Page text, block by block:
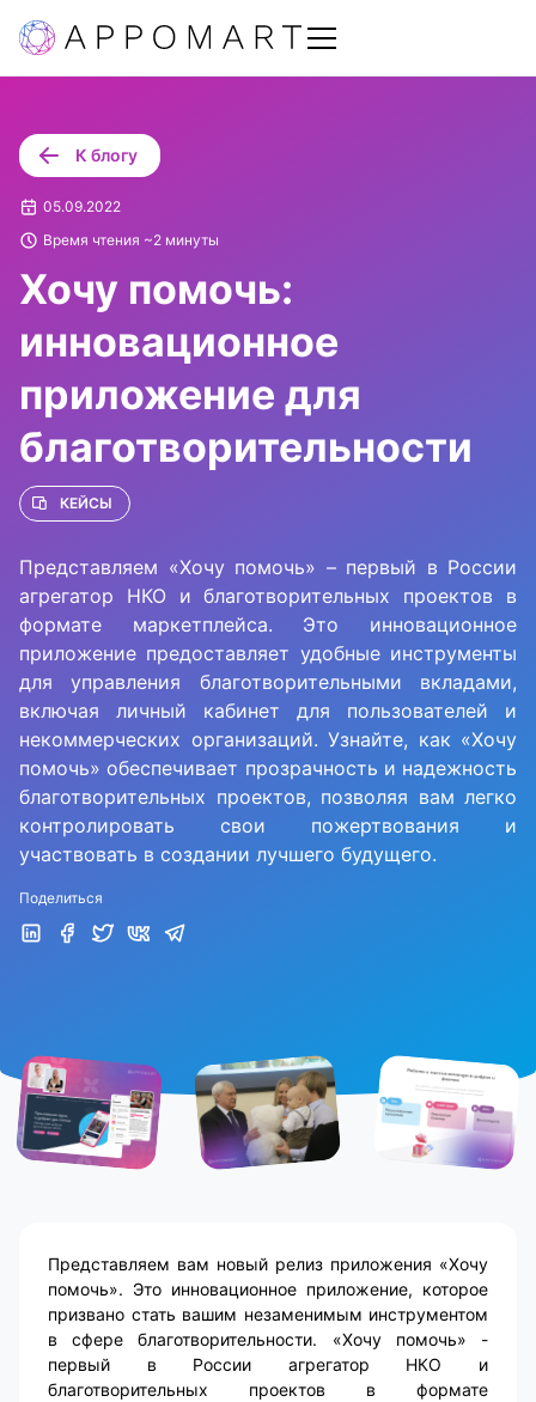
К блогу
05.09.2022
Время чтения ~2 минуты
Хочу помочь:
инновационное
приложение для
благотворительности
КЕЙСЫ
Представляем «Хочу помочь» – первый в России
агрегатор НКО и благотворительных проектов в
формате маркетплейса. Это инновационное
приложение предоставляет удобные инструменты
для управления благотворительными вкладами,
включая личный кабинет для пользователей и
некоммерческих организаций. Узнайте, как «Хочу
помочь» обеспечивает прозрачность и надежность
благотворительных проектов, позволяя вам легко
контролировать свои пожертвования и
участвовать в создании лучшего будущего.
Поделиться
Представляем вам новый релиз приложения «Хочу
помочь». Это инновационное приложение, которое
призвано стать вашим незаменимым инструментом
в сфере благотворительности. «Хочу помочь» -
первый в России агрегатор НКО и
благотворительных проектов в формате